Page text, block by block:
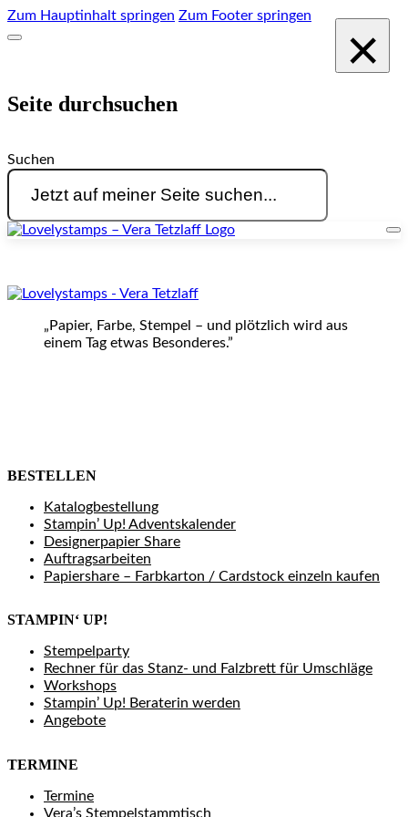
Zum Hauptinhalt springen Zum Footer springen
Seite durchsuchen
Suchen
×
„Papier, Farbe, Stempel – und plötzlich wird aus
einem Tag etwas Besonderes.”
BESTELLEN
Katalogbestellung
Stampin’ Up! Adventskalender
Designerpapier Share
Auftragsarbeiten
Papiershare – Farbkarton / Cardstock einzeln kaufen
STAMPIN‘ UP!
Stempelparty
Rechner für das Stanz- und Falzbrett für Umschläge
Workshops
Stampin’ Up! Beraterin werden
Angebote
TERMINE
Termine
Vera’s Stempelstammtisch